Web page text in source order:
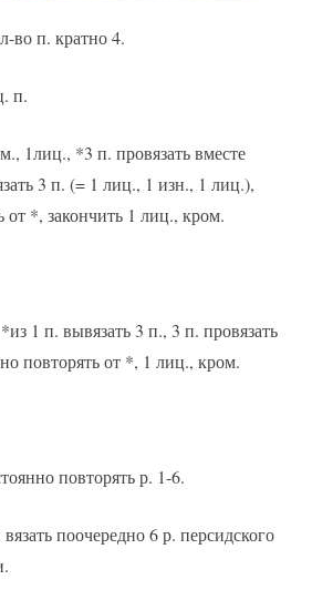
во п. кратно 4.
п.
1лиц., *3 п. провязать вместе
3 п. (= 1 лиц., 1 изн., 1 лиц.),
от *, закончить 1 лиц., кром.
1 п. вывязать 3 п., 3 п. провязать
повторять от *, 1 лиц., кром.
повторять р. 1-6.
поочередно 6 р. персидского